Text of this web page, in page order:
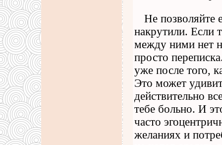
Не позволяйте
накрутили. Если
между ними нет
просто
уже после того,
Это может
действительно
тебе больно. И
часто
желаниях и